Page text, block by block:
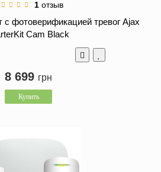
1 отзыв
с фотоверификацией тревог Ajax
Cam Black
8 699 грн
Купить